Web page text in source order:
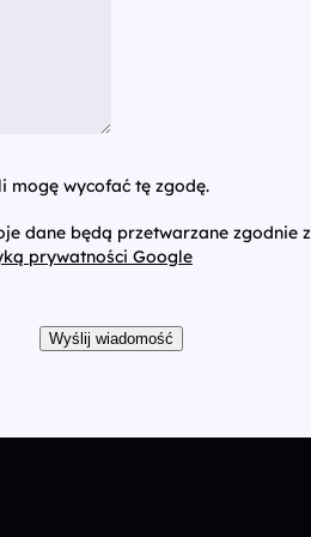
mogę wycofać tę zgodę.
dane będą przetwarzane zgodnie z
prywatności Google
Wyślij wiadomość